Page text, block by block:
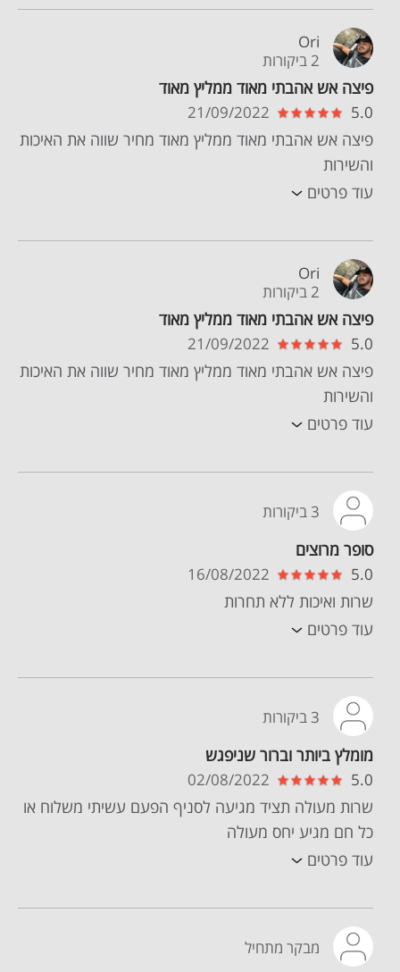
Ori
2 ביקורות
פיצה אש אהבתי מאוד ממליץ מאוד
5.0
21/09/2022
פיצה אש אהבתי מאוד ממליץ מאוד מחיר שווה את האיכות
והשירות
עוד פרטים
Ori
2 ביקורות
פיצה אש אהבתי מאוד ממליץ מאוד
5.0
21/09/2022
פיצה אש אהבתי מאוד ממליץ מאוד מחיר שווה את האיכות
והשירות
עוד פרטים
3 ביקורות
סופר מרוצים
5.0
16/08/2022
שרות ואיכות ללא תחרות
עוד פרטים
3 ביקורות
מומלץ ביותר וברור שניפגש
5.0
02/08/2022
שרות מעולה תציד מגיעה לסניף הפעם עשיתי משלוח או
כל חם מגיע יחס מעולה
עוד פרטים
מבקר מתחיל